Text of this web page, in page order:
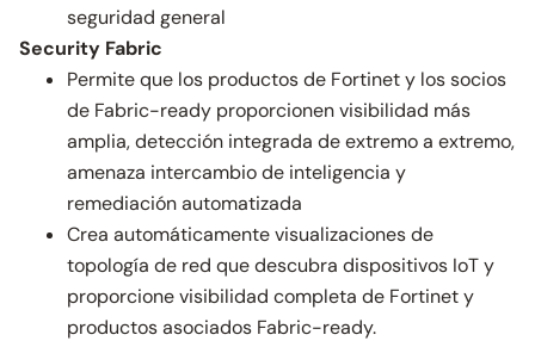
seguridad general
Security Fabric
Permite que los productos de Fortinet y los socios
de Fabric-ready proporcionen visibilidad más
amplia, detección integrada de extremo a extremo,
amenaza intercambio de inteligencia y
remediación automatizada
Crea automáticamente visualizaciones de
topología de red que descubra dispositivos IoT y
proporcione visibilidad completa de Fortinet y
productos asociados Fabric-ready.